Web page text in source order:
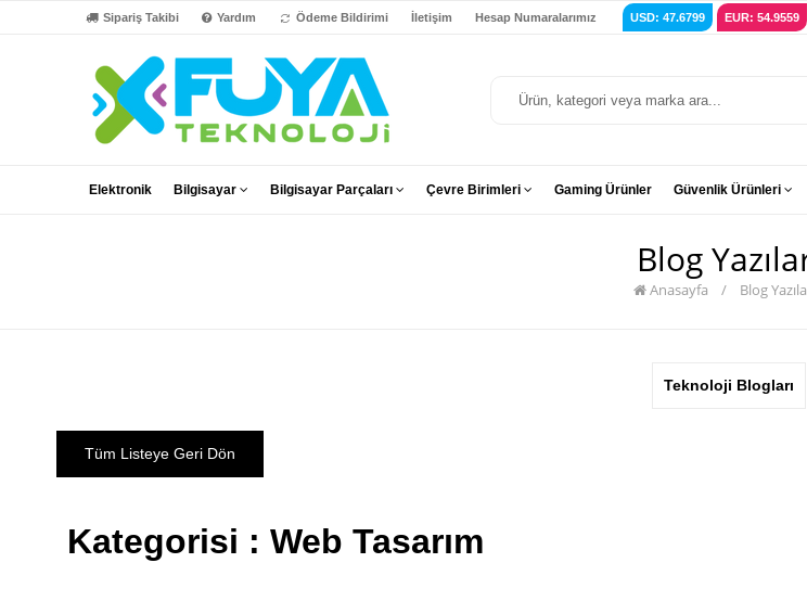
Sipariş Takibi Yardım Ödeme Bildirimi İletişim Hesap Numaralarımız USD: 47.6799 EUR: 54.9559
Elektronik Bilgisayar Bilgisayar Parçaları Çevre Birimleri Gaming Ürünler Güvenlik Ürünleri
Blog
Anasayfa / Blog
Teknoloji Blogları
Tüm Listeye Geri Dön
Kategorisi : Web Tasarım